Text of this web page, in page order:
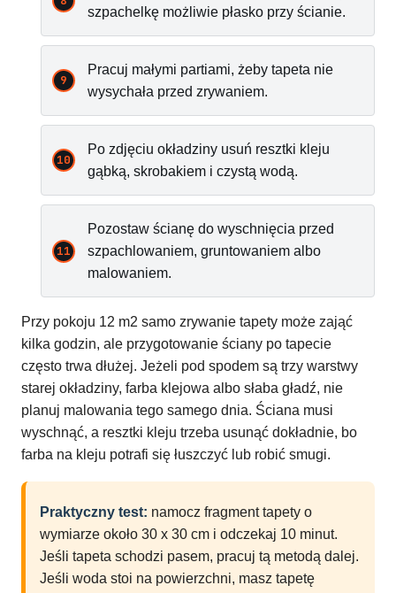
szpachelkę możliwie płasko przy ścianie.
Pracuj małymi partiami, żeby tapeta nie
wysychała przed zrywaniem.
Po zdjęciu okładziny usuń resztki kleju
gąbką, skrobakiem i czystą wodą.
Pozostaw ścianę do wyschnięcia przed
szpachlowaniem, gruntowaniem albo
malowaniem.
Przy pokoju 12 m2 samo zrywanie tapety może zająć
kilka godzin, ale przygotowanie ściany po tapecie
często trwa dłużej. Jeżeli pod spodem są trzy warstwy
starej okładziny, farba klejowa albo słaba gładź, nie
planuj malowania tego samego dnia. Ściana musi
wyschnąć, a resztki kleju trzeba usunąć dokładnie, bo
farba na kleju potrafi się łuszczyć lub robić smugi.
Praktyczny test: namocz fragment tapety o
wymiarze około 30 x 30 cm i odczekaj 10 minut.
Jeśli tapeta schodzi pasem, pracuj tą metodą dalej.
Jeśli woda stoi na powierzchni, masz tapetę